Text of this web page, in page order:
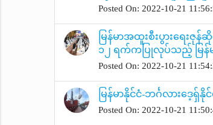
Posted On: 2022-10-21
မြန်မာအထူးစီးပွားရေး
၁၂ ရက်ကပြုလုပ်သည့် မြန်မ
Posted On: 2022-10-21
မြန်မာနိုင်ငံ-ဘင်္ဂလားဒေ့
Posted On: 2022-10-21